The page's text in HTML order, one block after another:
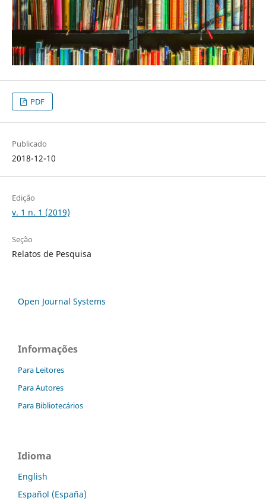
PDF
Publicado
2018-12-10
Edição
v. 1 n. 1 (2019)
Seção
Relatos de Pesquisa
Open Journal Systems
Informações
Para Leitores
Para Autores
Para Bibliotecários
Idioma
English
Español (España)